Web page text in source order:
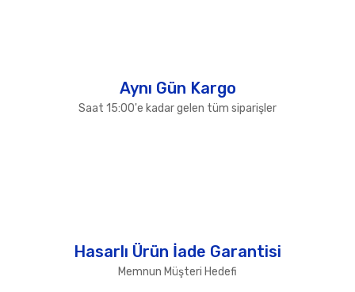
Aynı Gün Kargo
Saat 15:00'e kadar gelen tüm siparişler
Hasarlı Ürün İade Garantisi
Memnun Müşteri Hedefi